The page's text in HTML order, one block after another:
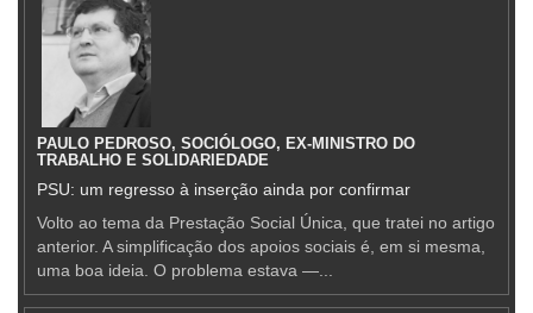
PAULO PEDROSO, SOCIÓLOGO, EX-MINISTRO DO
TRABALHO E SOLIDARIEDADE
PSU: um regresso à inserção ainda por confirmar
Volto ao tema da Prestação Social Única, que tratei no artigo
anterior. A simplificação dos apoios sociais é, em si mesma,
uma boa ideia. O problema estava —...